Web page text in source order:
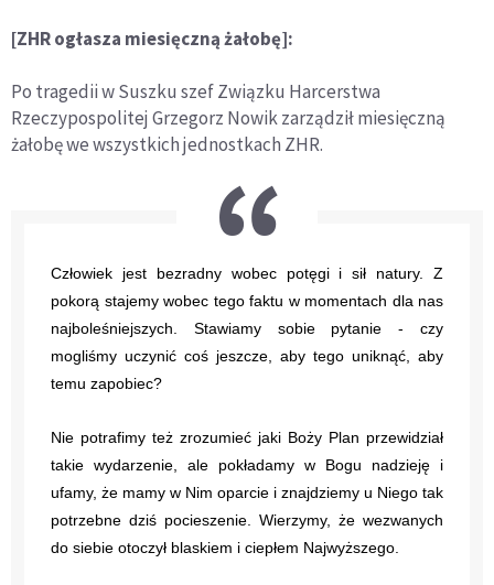
[ZHR ogłasza miesięczną żałobę]:
Po tragedii w Suszku szef Związku Harcerstwa
Rzeczypospolitej Grzegorz Nowik zarządził miesięczną
żałobę we wszystkich jednostkach ZHR.
Człowiek jest bezradny wobec potęgi i sił natury. Z
pokorą stajemy wobec tego faktu w momentach dla nas
najboleśniejszych. Stawiamy sobie pytanie - czy
mogliśmy uczynić coś jeszcze, aby tego uniknąć, aby
temu zapobiec?
Nie potrafimy też zrozumieć jaki Boży Plan przewidział
takie wydarzenie, ale pokładamy w Bogu nadzieję i
ufamy, że mamy w Nim oparcie i znajdziemy u Niego tak
potrzebne dziś pocieszenie. Wierzymy, że wezwanych
do siebie otoczył blaskiem i ciepłem Najwyższego.